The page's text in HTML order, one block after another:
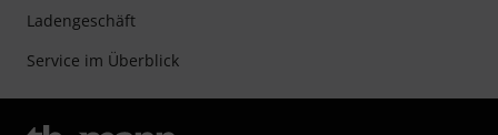
Ladengeschäft
Service im Überblick